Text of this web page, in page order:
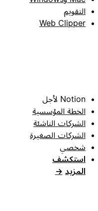
التقويم
Web Clipper
Notion لأجل
الخطة المؤسسية
الشركات الناشئة
الشركات الصغيرة
شخصي
استكشف
المزيد →